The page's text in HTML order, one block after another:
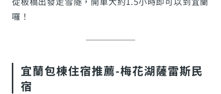
囉！
宜蘭包棟住宿推薦-梅花湖薩雷斯民
宿